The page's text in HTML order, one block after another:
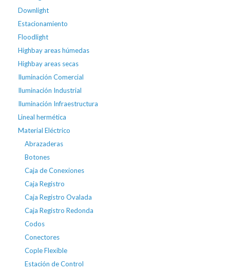
Downlight
Estacionamiento
Floodlight
Highbay areas húmedas
Highbay areas secas
Iluminación Comercial
Iluminación Industrial
Iluminación Infraestructura
Lineal hermética
Material Eléctrico
Abrazaderas
Botones
Caja de Conexiones
Caja Registro
Caja Registro Ovalada
Caja Registro Redonda
Codos
Conectores
Cople Flexible
Estación de Control